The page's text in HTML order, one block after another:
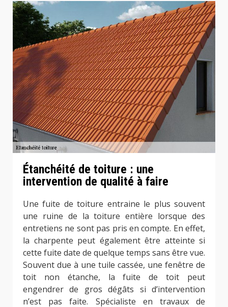
Étanchéité de toiture : une
intervention de qualité à faire
Une fuite de toiture entraine le plus souvent
une ruine de la toiture entière lorsque des
entretiens ne sont pas pris en compte. En effet,
la charpente peut également être atteinte si
cette fuite date de quelque temps sans être vue.
Souvent due à une tuile cassée, une fenêtre de
toit non étanche, la fuite de toit peut
engendrer de gros dégâts si d’intervention
n’est pas faite. Spécialiste en travaux de